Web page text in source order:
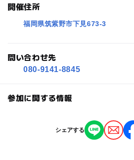
開催住所
福岡県筑紫野市下見673-3
問い合わせ先
080-9141-8845
参加に関する情報
0歳･1歳･2歳の赤ちゃん(乳児･幼児)
シェアする